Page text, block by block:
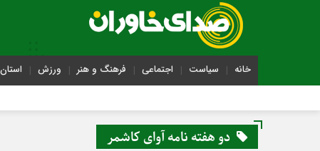
خانه سیاست اجتماعی فرهنگ و هنر ورزش
دو هفته نامه آوای کاشمر